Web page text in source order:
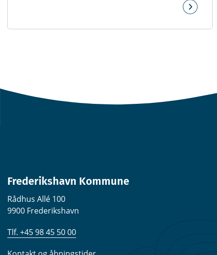
Frederikshavn Kommune
Rådhus Allé 100
9900 Frederikshavn
Tlf. +45 98 45 50 00